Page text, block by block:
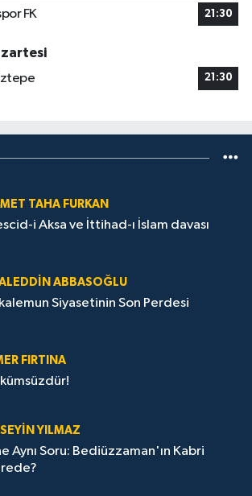
FK 21:30
21:30
TAHA FURKAN
i Aksa ve İttihad-ı İslam davası
ABBASOĞLU
Siyasetinin Son Perdesi
FIRTINA
YILMAZ
Aynı Soru: Bediüzzaman'ın Kabri